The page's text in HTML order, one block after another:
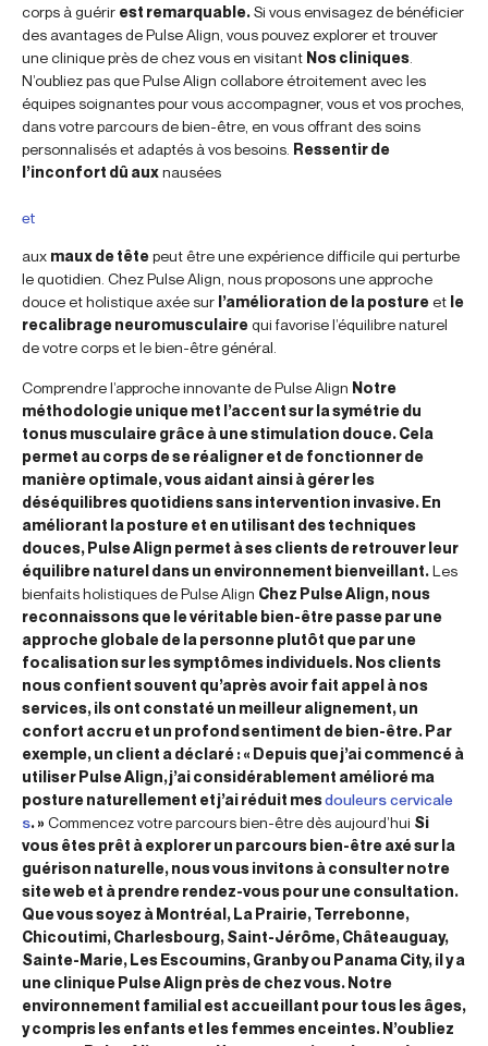
corps à guérir est remarquable.Si vous envisagez de bénéficier
des avantages de Pulse Align, vous pouvez explorer et trouver
une clinique près de chez vous en visitant Nos cliniques
N’oubliez pas que Pulse Align collabore étroitement avec les
équipes soignantes pour vous accompagner, vous et vos proches,
dans votre parcours de bien-être, en vous offrant des soins
personnalisés et adaptés à vos besoins. Ressentir de
l’inconfort dû auxnausées
et
aux maux de têtepeut être une expérience difficile qui perturbe
le quotidien. Chez Pulse Align, nous proposons une approche
douce et holistique axée sur l’amélioration de la postureet le
recalibrage neuromusculairequi favorise l’équilibre naturel
de votre corps et le bien-être général.
Comprendre l’approche innovante de Pulse Align Notre
méthodologie unique met l’accent sur la symétrie du
tonus musculaire grâce à une stimulation douce. Cela
permet au corps de se réaligner et de fonctionner de
manière optimale, vous aidant ainsi à gérer les
déséquilibres quotidiens sans intervention invasive. En
améliorant la posture et en utilisant des techniques
douces, Pulse Align permet à ses clients de retrouver leur
équilibre naturel dans un environnement bienveillant.Les
bienfaits holistiques de Pulse Align Chez Pulse Align, nous
reconnaissons que le véritable bien-être passe par une
approche globale de la personne plutôt que par une
focalisation sur les symptômes individuels. Nos clients
nous confient souvent qu’après avoir fait appel à nos
services, ils ont constaté un meilleur alignement, un
confort accru et un profond sentiment de bien-être. Par
exemple, un client a déclaré : « Depuis que j’ai commencé à
utiliser Pulse Align, j’ai considérablement amélioré ma
posture naturellement et j’ai réduit mesdouleurs cervicale
s. » Commencez votre parcours bien-être dès aujourd’hui Si
vous êtes prêt à explorer un parcours bien-être axé sur la
guérison naturelle, nous vous invitons à consulter notre
site web et à prendre rendez-vous pour une consultation.
Que vous soyez à Montréal, La Prairie, Terrebonne,
Chicoutimi, Charlesbourg, Saint-Jérôme, Châteauguay,
Sainte-Marie, Les Escoumins, Granby ou Panama City, il y a
une clinique Pulse Align près de chez vous. Notre
environnement familial est accueillant pour tous les âges,
y compris les enfants et les femmes enceintes. N’oubliez